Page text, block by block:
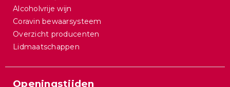
Alcoholvrije wijn
Coravin bewaarsysteem
Overzicht producenten
Lidmaatschappen
Openingstijden